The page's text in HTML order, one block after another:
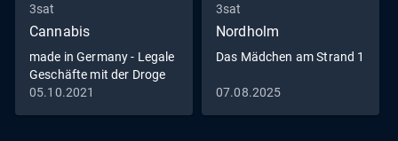
3sat
Cannabis
made in Germany - Legale
Geschäfte mit der Droge
05.10.2021
3sat
Nordholm
Das Mädchen am Strand 1
07.08.2025